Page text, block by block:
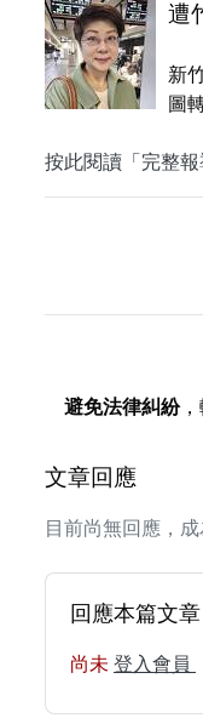
遭
新
圖
按此閱讀「完整報
避免法律糾紛，
文章回應
目前尚無回應，
回應本篇文章
尚未 登入會員